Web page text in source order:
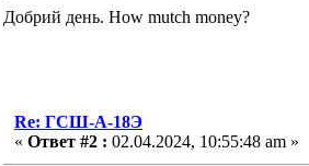
Добрий день. How mutch money?
Re: ГСШ-А-18Э
« Ответ #2 : 02.04.2024, 10:55:48 am »